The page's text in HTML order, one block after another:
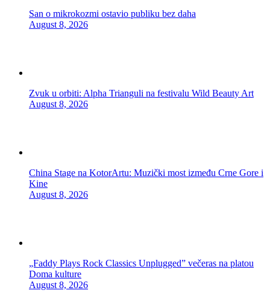
San o mikrokozmi ostavio publiku bez daha
August 8, 2026
Zvuk u orbiti: Alpha Trianguli na festivalu Wild Beauty Art
August 8, 2026
China Stage na KotorArtu: Muzički most između Crne Gore i
Kine
August 8, 2026
„Faddy Plays Rock Classics Unplugged” večeras na platou
Doma kulture
August 8, 2026